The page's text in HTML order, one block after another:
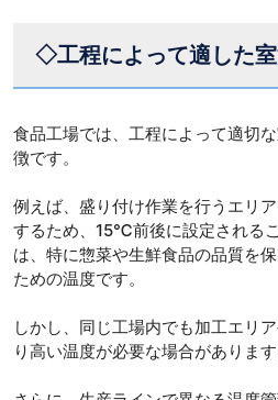
◇工程によって適した
食品工場では、工程によって適切
徴です。
例えば、盛り付け作業を行うエリ
するため、15℃前後に設定される
は、特に惣菜や生鮮食品の品質を
ための温度です。
しかし、同じ工場内でも加工エリ
り高い温度が必要な場合があります